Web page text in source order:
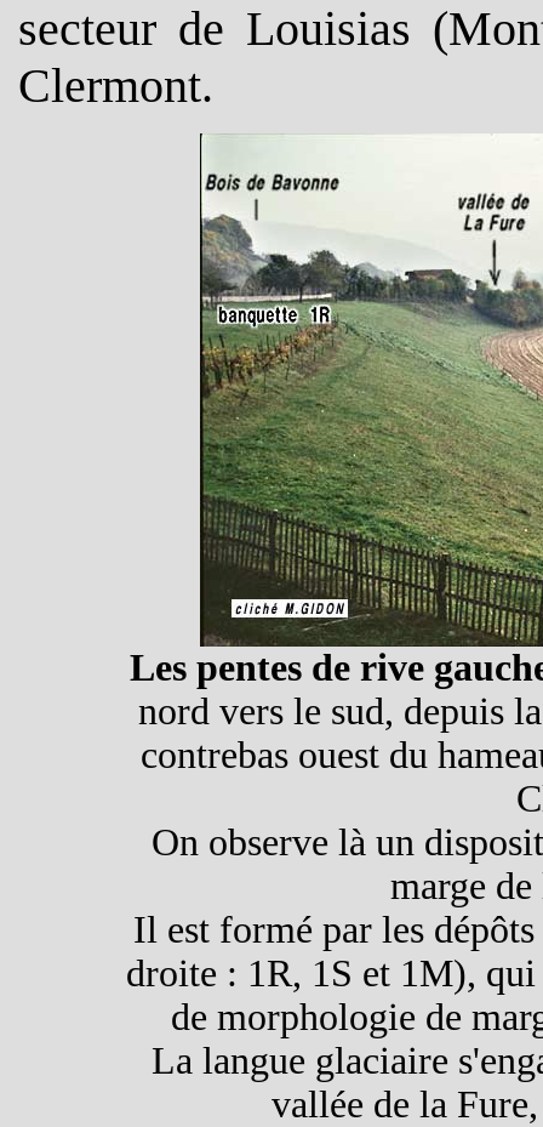
secteur de Louisias
Clermont.
Les pentes de rive
nord vers le sud, depuis
contrebas ouest du
On observe là un
marge
Il est formé par les
droite : 1R, 1S et 1M),
de morphologie de
La langue glaciaire
vallée de la